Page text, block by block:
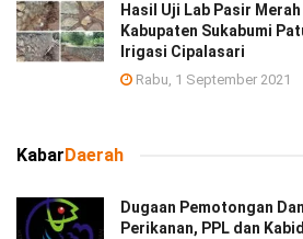
Hasil Uji Lab Pasir
Kabupaten Sukabumi
Irigasi Cipalasari
Rabu, 1 September 2021
KabarDaerah
Dugaan Pemotongan
Perikanan, PPL dan